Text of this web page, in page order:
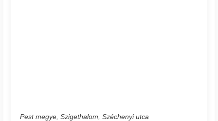
Pest megye, Szigethalom, Széchenyi utca